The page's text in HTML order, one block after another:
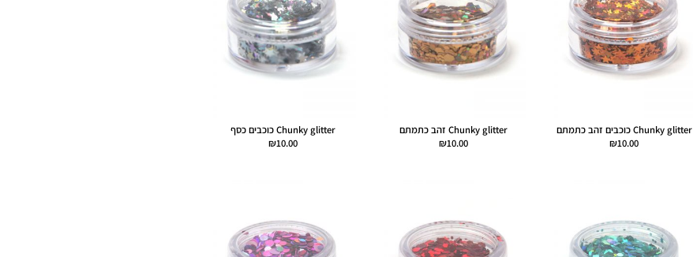
Chunky glitter כוכבים זהב כתמתם
₪10.00
Chunky glitter זהב כתמתם
₪10.00
Chunky glitter כוכבים כסף
₪10.00